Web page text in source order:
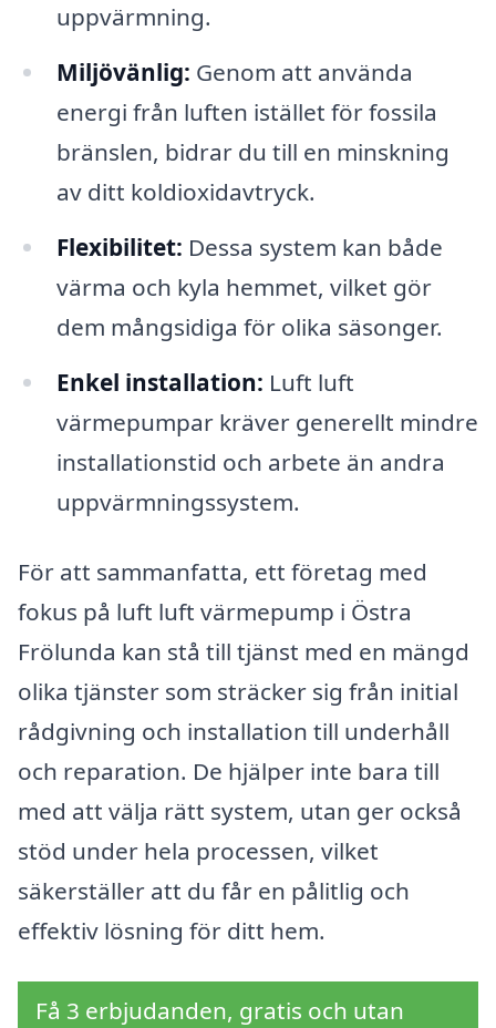
uppvärmning.
Miljövänlig: Genom att använda
energi från luften istället för fossila
bränslen, bidrar du till en minskning
av ditt koldioxidavtryck.
Flexibilitet: Dessa system kan både
värma och kyla hemmet, vilket gör
dem mångsidiga för olika säsonger.
Enkel installation: Luft luft
värmepumpar kräver generellt mindre
installationstid och arbete än andra
uppvärmningssystem.
För att sammanfatta, ett företag med
fokus på luft luft värmepump i Östra
Frölunda kan stå till tjänst med en mängd
olika tjänster som sträcker sig från initial
rådgivning och installation till underhåll
och reparation. De hjälper inte bara till
med att välja rätt system, utan ger också
stöd under hela processen, vilket
säkerställer att du får en pålitlig och
effektiv lösning för ditt hem.
Få 3 erbjudanden, gratis och utan